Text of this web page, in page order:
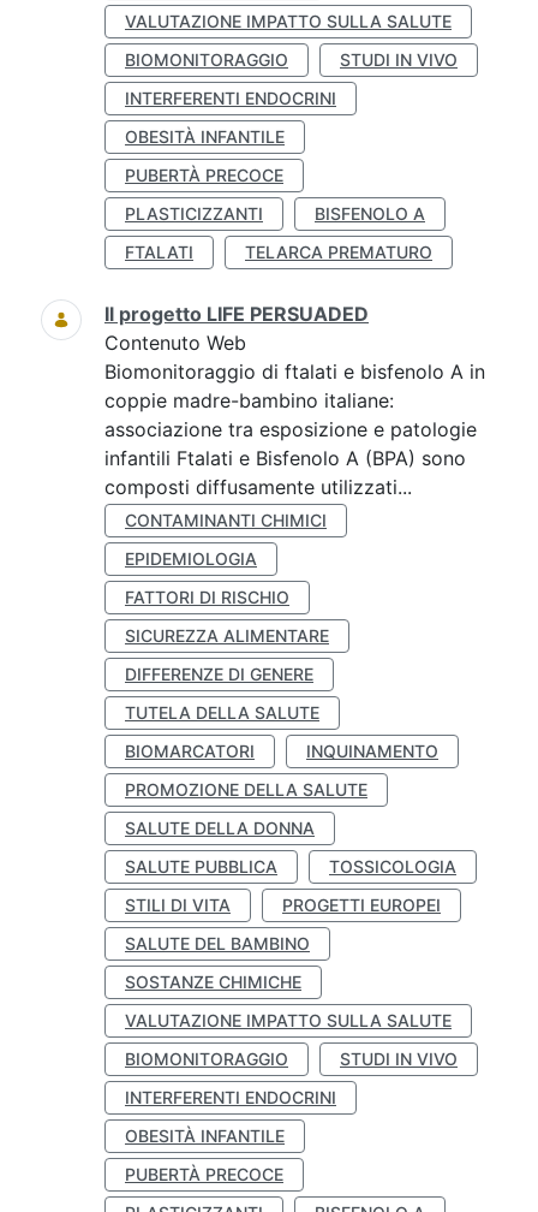
VALUTAZIONE IMPATTO SULLA SALUTE
BIOMONITORAGGIO
STUDI IN VIVO
INTERFERENTI ENDOCRINI
OBESITÀ INFANTILE
PUBERTÀ PRECOCE
PLASTICIZZANTI
BISFENOLO A
FTALATI
TELARCA PREMATURO
Il progetto LIFE PERSUADED
Contenuto Web
Biomonitoraggio di ftalati e bisfenolo A in
coppie madre-bambino italiane:
associazione tra esposizione e patologie
infantili Ftalati e Bisfenolo A (BPA) sono
composti diffusamente utilizzati...
CONTAMINANTI CHIMICI
EPIDEMIOLOGIA
FATTORI DI RISCHIO
SICUREZZA ALIMENTARE
DIFFERENZE DI GENERE
TUTELA DELLA SALUTE
BIOMARCATORI
INQUINAMENTO
PROMOZIONE DELLA SALUTE
SALUTE DELLA DONNA
SALUTE PUBBLICA
TOSSICOLOGIA
STILI DI VITA
PROGETTI EUROPEI
SALUTE DEL BAMBINO
SOSTANZE CHIMICHE
VALUTAZIONE IMPATTO SULLA SALUTE
BIOMONITORAGGIO
STUDI IN VIVO
INTERFERENTI ENDOCRINI
OBESITÀ INFANTILE
PUBERTÀ PRECOCE